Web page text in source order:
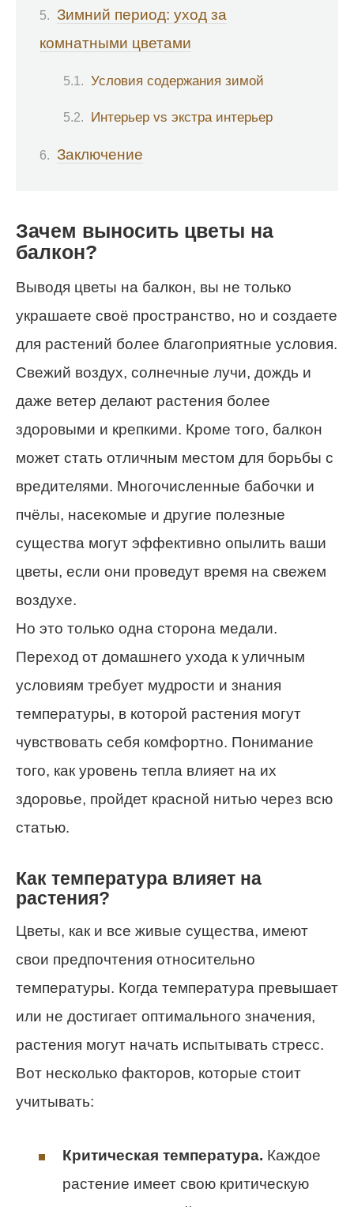
Зимний период: уход за
комнатными цветами
Условия содержания зимой
Интерьер vs экстра интерьер
Заключение
Зачем выносить цветы на
балкон?
Выводя цветы на балкон, вы не только
украшаете своё пространство, но и создаете
для растений более благоприятные условия.
Свежий воздух, солнечные лучи, дождь и
даже ветер делают растения более
здоровыми и крепкими. Кроме того, балкон
может стать отличным местом для борьбы с
вредителями. Многочисленные бабочки и
пчёлы, насекомые и другие полезные
существа могут эффективно опылить ваши
цветы, если они проведут время на свежем
воздухе.
Но это только одна сторона медали.
Переход от домашнего ухода к уличным
условиям требует мудрости и знания
температуры, в которой растения могут
чувствовать себя комфортно. Понимание
того, как уровень тепла влияет на их
здоровье, пройдет красной нитью через всю
статью.
Как температура влияет на
растения?
Цветы, как и все живые существа, имеют
свои предпочтения относительно
температуры. Когда температура превышает
или не достигает оптимального значения,
растения могут начать испытывать стресс.
Вот несколько факторов, которые стоит
учитывать:
Критическая температура. Каждое
растение имеет свою критическую